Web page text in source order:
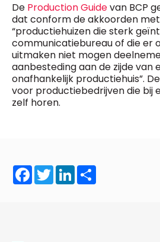
De Production Guidevan BCP
dat conform de akkoorden met
“productiehuizen die sterk
communicatiebureau of die er
uitmaken niet mogen
aanbesteding aan de zijde van
onafhankelijk productiehuis”.
voor productiebedrijven die bij
zelf horen.
Facebook
TwitterLinkedIn